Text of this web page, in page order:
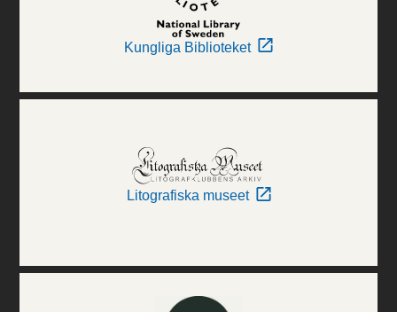
Kungliga Biblioteket
Litografiska museet